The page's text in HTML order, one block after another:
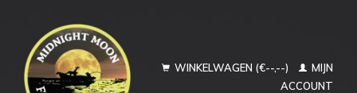
WINKELWAGEN (€--,--)
MIJN
ACCOUNT